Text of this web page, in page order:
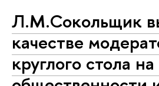
Л.М.Сокольщик
качестве
круглого стола